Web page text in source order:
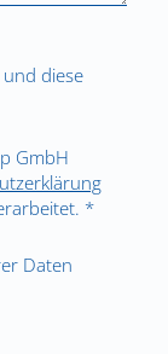
diese
GmbH
*
Daten